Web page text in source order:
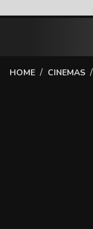
HOME / CINEMAS /